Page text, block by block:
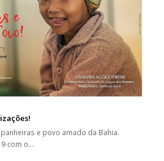
e povo amado da Bahia.
com o…